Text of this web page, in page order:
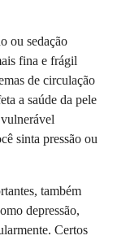
ou sedação
fina e frágil
de circulação
a saúde da pele
sinta pressão ou
também
depressão,
Certos